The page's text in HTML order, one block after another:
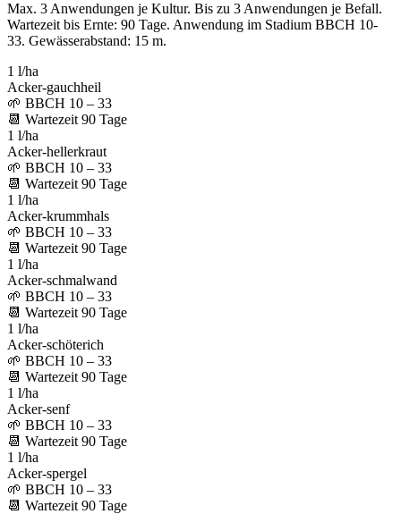
Max. 3 Anwendungen je Kultur. Bis zu 3 Anwendungen je Befall.
Wartezeit bis Ernte: 90 Tage. Anwendung im Stadium BBCH 10-
33. Gewässerabstand: 15 m.
1 l/ha
Acker-gauchheil
🌱 BBCH 10 – 33
📆 Wartezeit 90 Tage
1 l/ha
Acker-hellerkraut
🌱 BBCH 10 – 33
📆 Wartezeit 90 Tage
1 l/ha
Acker-krummhals
🌱 BBCH 10 – 33
📆 Wartezeit 90 Tage
1 l/ha
Acker-schmalwand
🌱 BBCH 10 – 33
📆 Wartezeit 90 Tage
1 l/ha
Acker-schöterich
🌱 BBCH 10 – 33
📆 Wartezeit 90 Tage
1 l/ha
Acker-senf
🌱 BBCH 10 – 33
📆 Wartezeit 90 Tage
1 l/ha
Acker-spergel
🌱 BBCH 10 – 33
📆 Wartezeit 90 Tage